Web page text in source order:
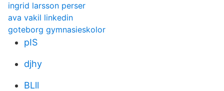
ingrid larsson perser
ava vakil linkedin
goteborg gymnasieskolor
pIS
djhy
BLll